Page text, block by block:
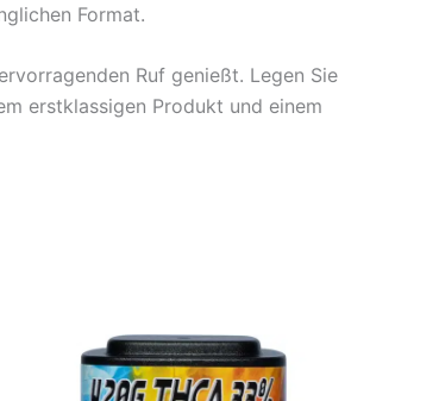
Format.
Ruf genießt. Legen Sie
erstklassigen Produkt und einem